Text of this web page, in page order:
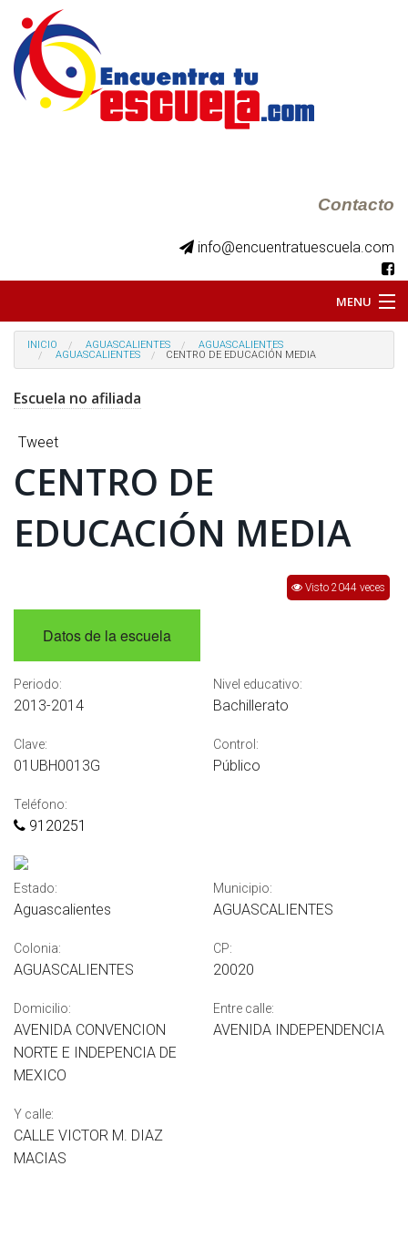
Contacto
info@encuentratuescuela.com
MENU
INICIO
CONTRATA PUBLICIDAD
INICIO AGUASCALIENTES
AGUASCALIENTES
AGUASCALIENTES
CENTRO DE EDUCACIÓN MEDIA
Escuela no afiliada
Tweet
CENTRO DE
EDUCACIÓN MEDIA
Visto 2044 veces
Datos de la escuela
Periodo:
2013-2014
Nivel educativo:
Bachillerato
Clave:
01UBH0013G
Control:
Público
Teléfono:
9120251
Estado:
Aguascalientes
Municipio:
AGUASCALIENTES
Colonia:
AGUASCALIENTES
CP:
20020
Domicilio:
AVENIDA CONVENCION
NORTE E INDEPENCIA DE
MEXICO
Entre calle:
AVENIDA INDEPENDENCIA
Y calle:
CALLE VICTOR M. DIAZ
MACIAS